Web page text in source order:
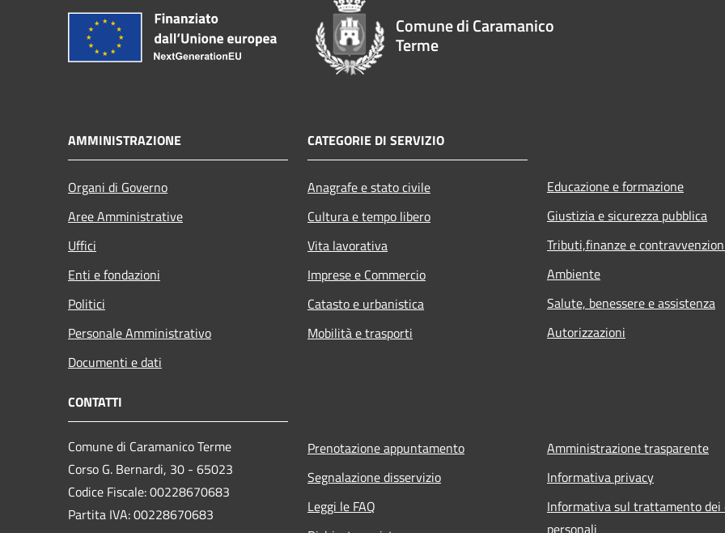
Comune di Caramanico
Terme
AMMINISTRAZIONE
Organi di Governo
Aree Amministrative
Uffici
Enti e fondazioni
Politici
Personale Amministrativo
Documenti e dati
CATEGORIE DI SERVIZIO
Anagrafe e stato civile
Cultura e tempo libero
Vita lavorativa
Imprese e Commercio
Catasto e urbanistica
Mobilità e trasporti
Educazione e formazione
Giustizia e sicurezza pubblica
Tributi,finanze e
Ambiente
Salute, benessere e assistenza
Autorizzazioni
CONTATTI
Comune di Caramanico Terme
Corso G. Bernardi, 30 - 65023
Codice Fiscale: 00228670683
Partita IVA: 00228670683
Prenotazione appuntamento
Segnalazione disservizio
Leggi le FAQ
Amministrazione trasparente
Informativa privacy
Informativa sul trattamento dei